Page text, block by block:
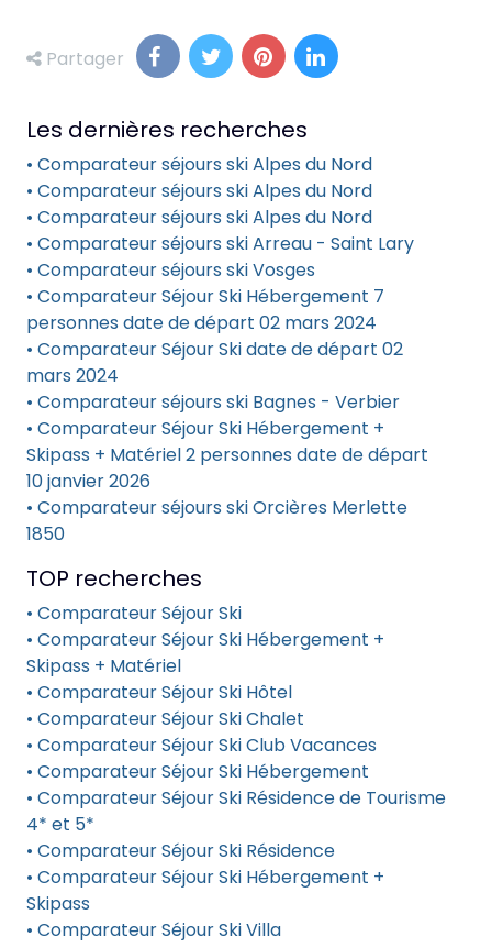
Partager
Les dernières recherches
• Comparateur séjours ski Alpes du Nord
• Comparateur séjours ski Alpes du Nord
• Comparateur séjours ski Alpes du Nord
• Comparateur séjours ski Arreau - Saint Lary
• Comparateur séjours ski Vosges
• Comparateur Séjour Ski Hébergement 7
personnes date de départ 02 mars 2024
• Comparateur Séjour Ski date de départ 02
mars 2024
• Comparateur séjours ski Bagnes - Verbier
• Comparateur Séjour Ski Hébergement +
Skipass + Matériel 2 personnes date de départ
10 janvier 2026
• Comparateur séjours ski Orcières Merlette
1850
TOP recherches
• Comparateur Séjour Ski
• Comparateur Séjour Ski Hébergement +
Skipass + Matériel
• Comparateur Séjour Ski Hôtel
• Comparateur Séjour Ski Chalet
• Comparateur Séjour Ski Club Vacances
• Comparateur Séjour Ski Hébergement
• Comparateur Séjour Ski Résidence de Tourisme
4* et 5*
• Comparateur Séjour Ski Résidence
• Comparateur Séjour Ski Hébergement +
Skipass
• Comparateur Séjour Ski Villa